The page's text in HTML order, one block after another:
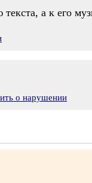
а к его
о нарушении